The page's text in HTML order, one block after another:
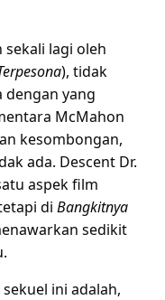
lagi oleh
), tidak
dengan yang
McMahon
kesombongan,
ada. Descent Dr.
aspek film
di Bangkitnya
sedikit
ini adalah,